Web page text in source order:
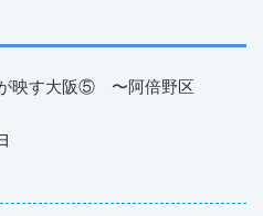
映す大阪⑤ 〜阿倍野区